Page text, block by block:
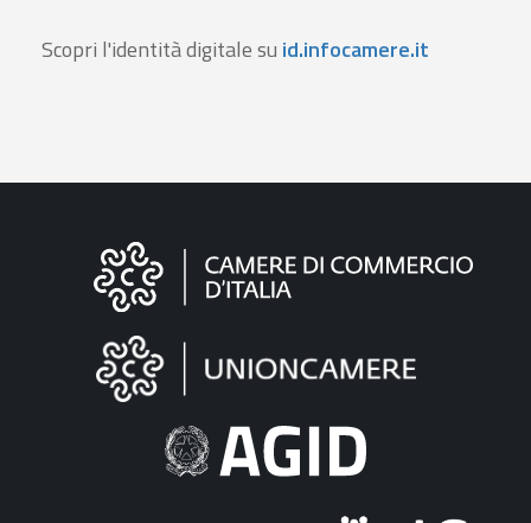
Scopri l'identità digitale su id.infocamere.it
Informazioni
"Fattura
Elettronica"